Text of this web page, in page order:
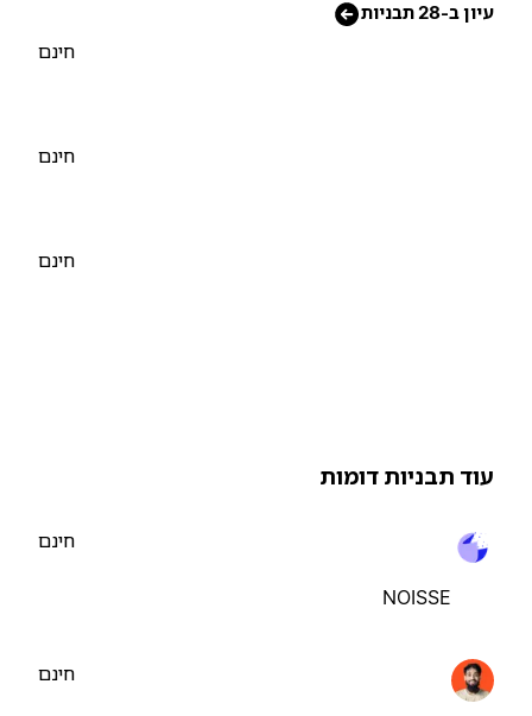
ב-28 תבניות
תבניות דומות
NOISSE